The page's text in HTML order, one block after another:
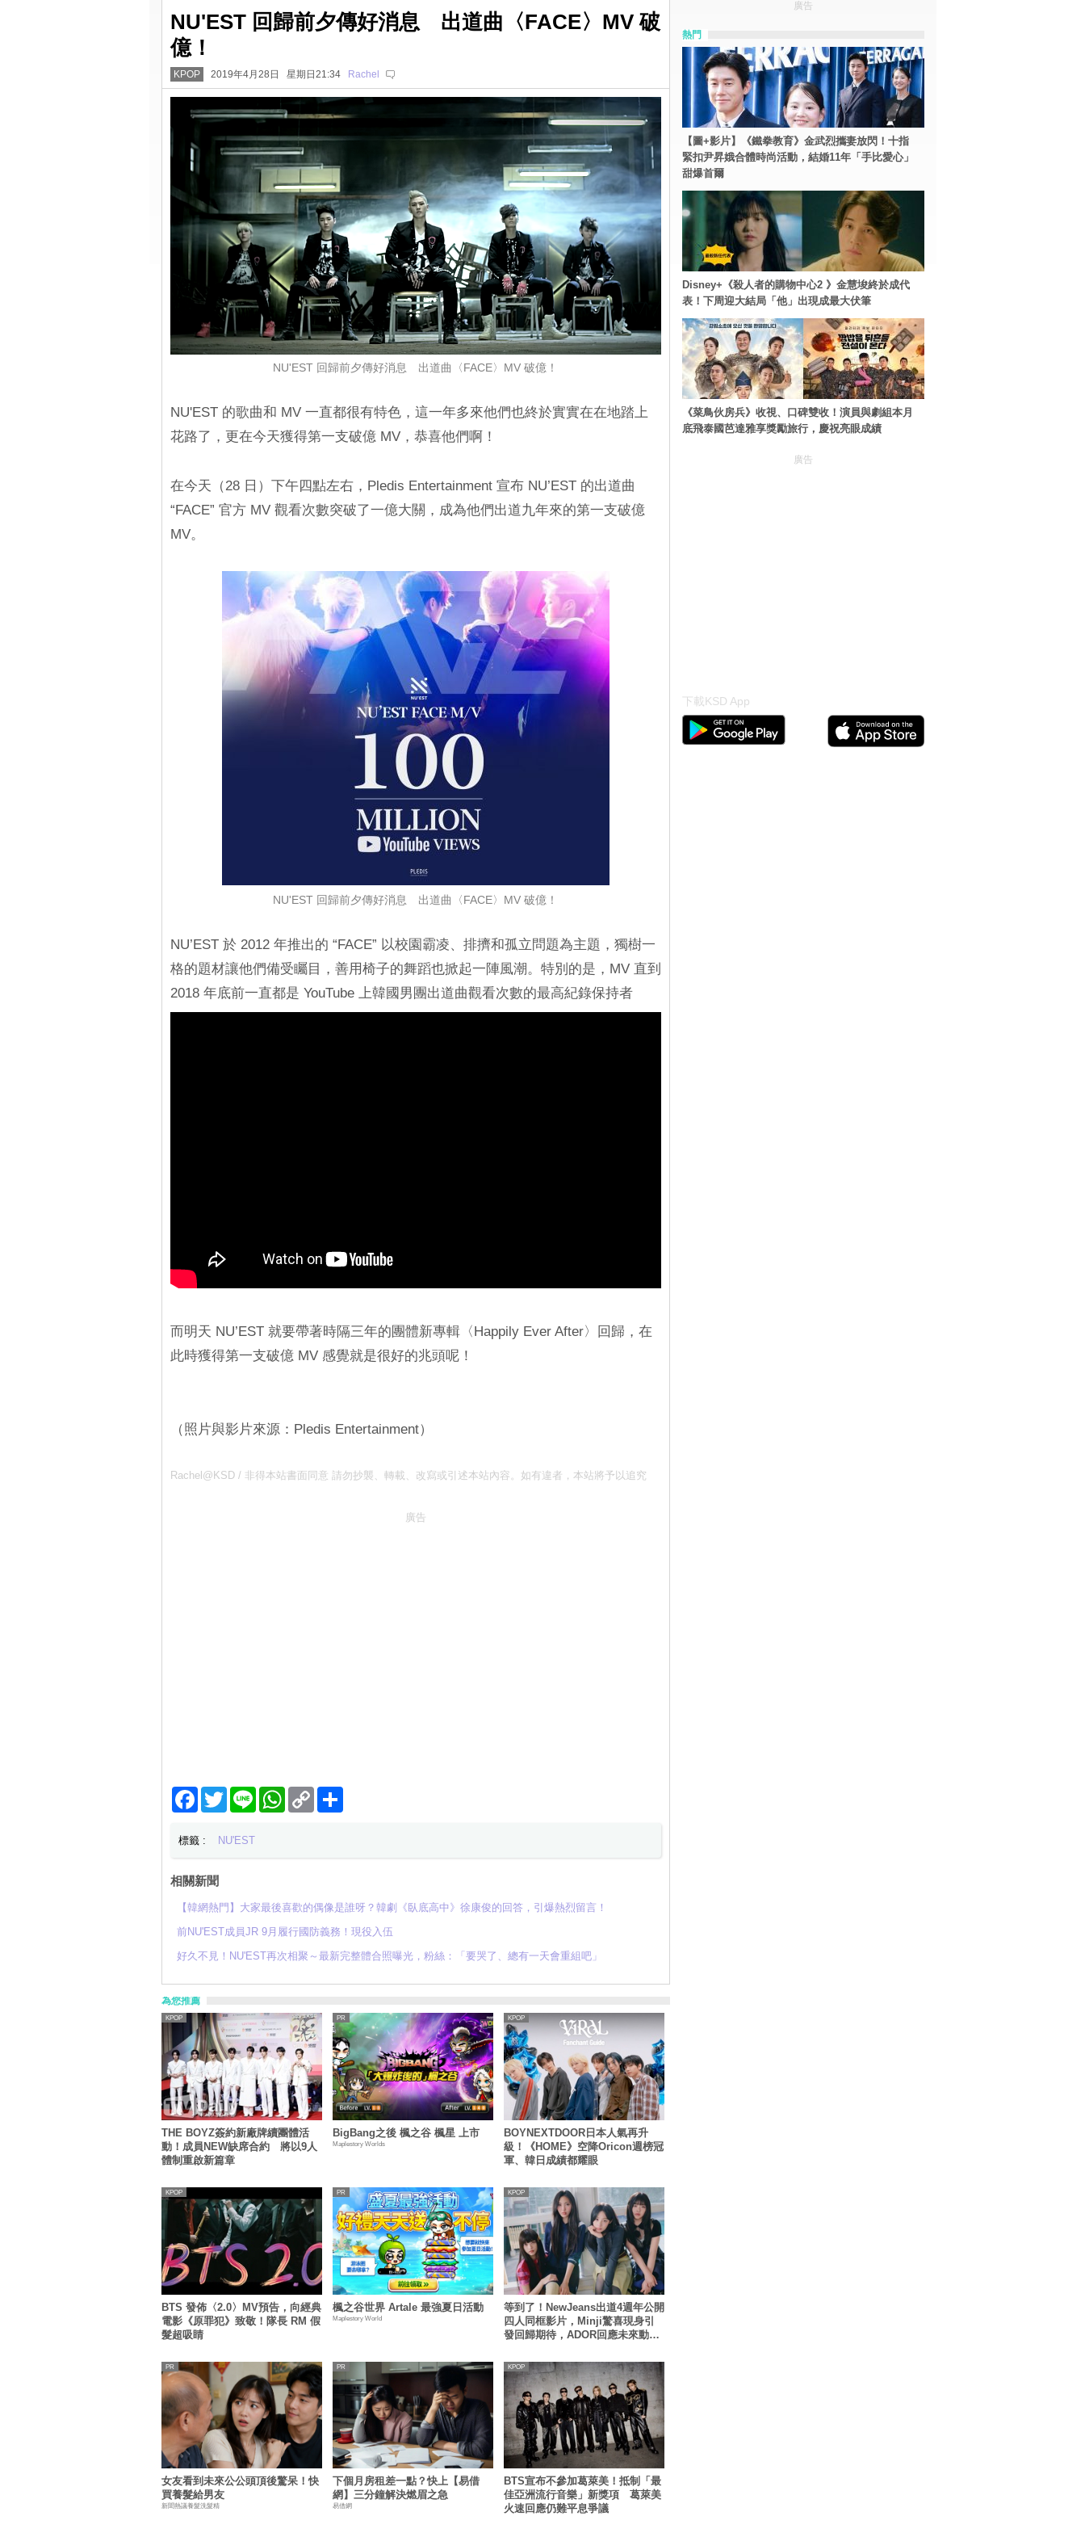
NU'EST 回歸前夕傳好消息 出道曲〈FACE〉MV 破
億！
KPOP 2019年4月28日 星期日21:34 Rachel
NU'EST 回歸前夕傳好消息 出道曲〈FACE〉MV 破億！
NU'EST 的歌曲和 MV 一直都很有特色，這一年多來他們也終於實實在在地踏上
花路了，更在今天獲得第一支破億 MV，恭喜他們啊！
在今天（28 日）下午四點左右，Pledis Entertainment 宣布 NU’EST 的出道曲
“FACE” 官方 MV 觀看次數突破了一億大關，成為他們出道九年來的第一支破億
MV。
NU'EST 回歸前夕傳好消息 出道曲〈FACE〉MV 破億！
NU’EST 於 2012 年推出的 “FACE” 以校園霸凌、排擠和孤立問題為主題，獨樹一
格的題材讓他們備受矚目，善用椅子的舞蹈也掀起一陣風潮。特別的是，MV 直到
2018 年底前一直都是 YouTube 上韓國男團出道曲觀看次數的最高紀錄保持者
而明天 NU’EST 就要帶著時隔三年的團體新專輯〈Happily Ever After〉回歸，在
此時獲得第一支破億 MV 感覺就是很好的兆頭呢！
（照片與影片來源：Pledis Entertainment）
Rachel@KSD / 非得本站書面同意 請勿抄襲、轉載、改寫或引述本站內容。如有違者，本站將予以追究
廣告
Facebook
TwitterLine WhatsApp
Copy
Link
分
標籤 : NU'EST
相關新聞
【韓網熱門】大家最後喜歡的偶像是誰呀？韓劇《臥底高中》徐康俊的回答，引爆熱烈留言！
前NU'EST成員JR 9月履行國防義務！現役入伍
好久不見！NU'EST再次相聚～最新完整體合照曝光，粉絲：「要哭了、總有一天會重組吧」
為您推薦
THE BOYZ簽約新廠牌續團體活
動！成員NEW缺席合約 將以9人
體制重啟新篇章
KPOP
BigBang之後 楓之谷 楓星 上市
Maplestory Worlds
BOYNEXTDOOR日本人氣再升
級！《HOME》空降Oricon週榜冠
軍、韓日成績都耀眼
KPOP
BTS 發佈〈2.0〉MV預告，向經典
電影《原罪犯》致敬！隊長 RM 假
髮超吸睛
KPOP
楓之谷世界 Artale 最強夏日活動
Maplestory World
等到了！NewJeans出道4週年公開
四人同框影片，Minji驚喜現身引
發回歸期待，ADOR回應未來動
KPOP
女友看到未來公公頭頂後驚呆！快
買養髮給男友
新聞熱議養髮洗髮精
下個月房租差一點？快上【易借
網】三分鐘解決燃眉之急
易借網
BTS宣布不參加葛萊美！抵制「最
佳亞洲流行音樂」新獎項 葛萊美
火速回應仍難平息爭議
KPOP
廣告
熱門
【圖+影片】《鐵拳教育》金武烈攜妻放閃！十指
緊扣尹昇娥合體時尚活動，結婚11年「手比愛心」
甜爆首爾
Disney+《殺人者的購物中心2 》金慧埈終於成代
表！下周迎大結局「他」出現成最大伏筆
《菜鳥伙房兵》收視、口碑雙收！演員與劇組本月
底飛泰國芭達雅享獎勵旅行，慶祝亮眼成績
廣告
下載KSD App